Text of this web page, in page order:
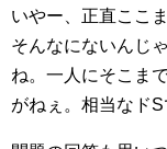
いやー、正直ここ
そんなにないんじ
ね。一人にそこま
がねぇ。相当なドS